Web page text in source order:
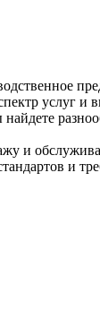
услуг и
и
и